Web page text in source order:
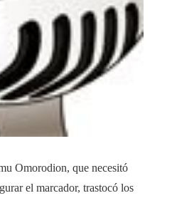
Omorodion, que necesitó
el marcador, trastocó los